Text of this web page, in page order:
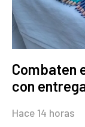
Combaten
con
Hace 14 horas